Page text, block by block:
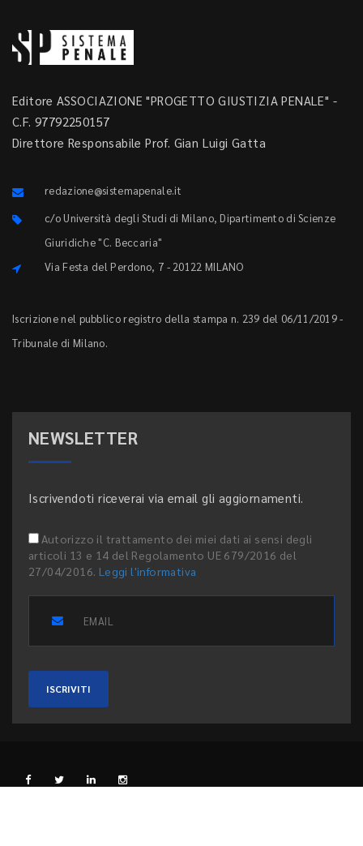
Editore ASSOCIAZIONE "PROGETTO GIUSTIZIA PENALE" -
C.F. 97792250157
Direttore Responsabile Prof. Gian Luigi Gatta
redazione@sistemapenale.it
c/o Università degli Studi di Milano, Dipartimento di Scienze
Giuridiche "C. Beccaria"
Via Festa del Perdono, 7 - 20122 MILANO
Iscrizione nel pubblico registro della stampa n. 239 del 06/11/2019 -
Tribunale di Milano.
NEWSLETTER
Iscrivendoti riceverai via email gli aggiornamenti.
Autorizzo il trattamento dei miei dati ai sensi degli
articoli 13 e 14 del Regolamento UE 679/2016 del
27/04/2016. Leggi l'informativa
ISCRIVITI